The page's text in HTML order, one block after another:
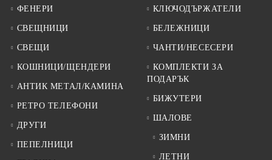
ФЕНЕРИ
СВЕЩНИЦИ
СВЕЩИ
КОШНИЦИ/ЩЕНДЕРИ
АНТИК МЕТАЛ/КАМИНА
РЕТРО ТЕЛЕФОНИ
ДРУГИ
ПЕПЕЛНИЦИ
КЛЮЧОДЪРЖАТЕЛИ
БЕЛЕЖНИЦИ
ЧАНТИ/НЕСЕСЕРИ
КОМПЛЕКТИ ЗА
ПОДАРЪК
БИЖУТЕРИ
ШАЛОВЕ
ЗИМНИ
ЛЕТНИ